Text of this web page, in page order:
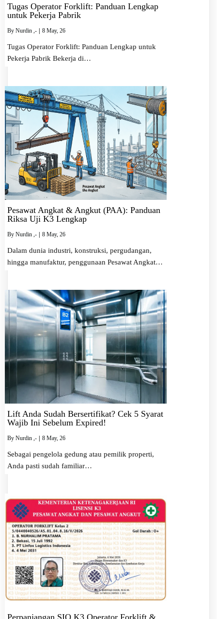
Tugas Operator Forklift: Panduan Lengkap
untuk Pekerja Pabrik
By Nurdin ,- 8 May, 26
Tugas Operator Forklift: Panduan Lengkap untuk
Pekerja Pabrik Bekerja di…
Pesawat Angkat & Angkut (PAA): Panduan
Riksa Uji K3 Lengkap
By Nurdin ,- | 8 May, 26
Dalam dunia industri, konstruksi, pergudangan,
hingga manufaktur, penggunaan Pesawat Angkat…
Lift Anda Sudah Bersertifikat? Cek 5 Syarat
Wajib Ini Sebelum Expired!
By Nurdin ,- | 8 May, 26
Sebagai pengelola gedung atau pemilik properti,
Anda pasti sudah familiar…